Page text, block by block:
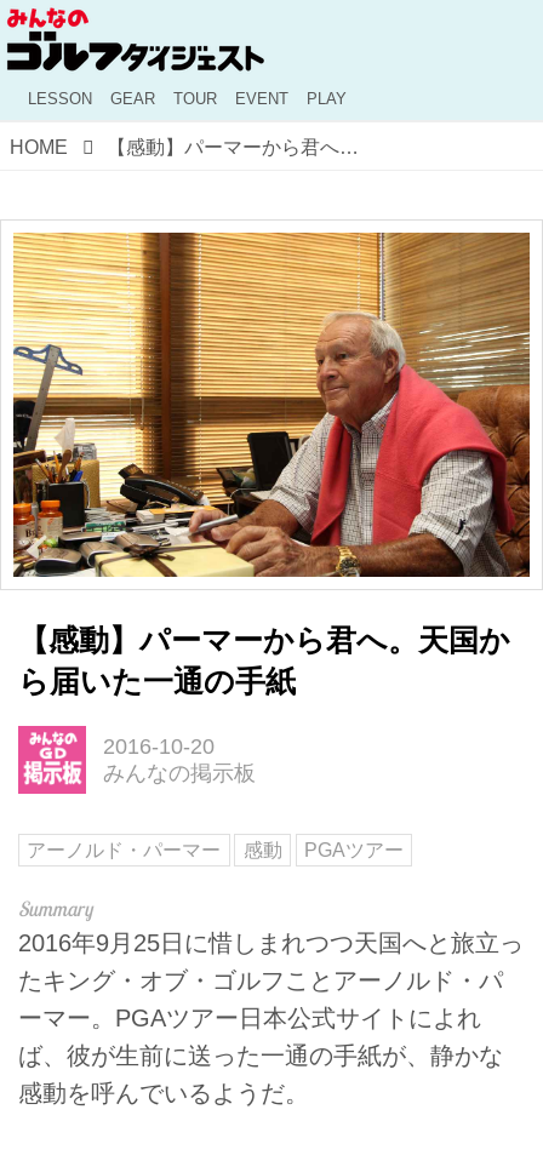
LESSON GEAR TOUR EVENT PLAY
HOME 【感動】パーマーから君へ。天国から届いた一通の手紙
【感動】パーマーから君へ。天国か
ら届いた一通の手紙
2016-10-20
みんなの掲示板
アーノルド・パーマー 感動 PGAツアー
2016年9月25日に惜しまれつつ天国へと旅立っ
たキング・オブ・ゴルフことアーノルド・パ
ーマー。PGAツアー日本公式サイトによれ
ば、彼が生前に送った一通の手紙が、静かな
感動を呼んでいるようだ。